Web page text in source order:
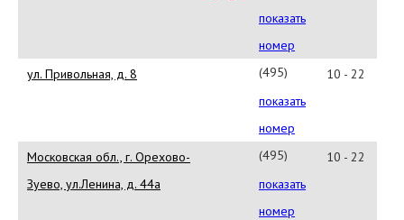
789-
18-
52
показать
номер
ул. Привольная, д. 8
(495)
580-
96-
36
показать
номер
10 - 22
Московская обл., г. Орехово-
Зуево, ул.Ленина, д. 44а
(495)
660-
50-
показать
номер
10 - 22